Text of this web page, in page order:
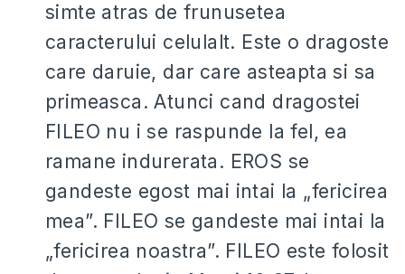
simte atras de frunusetea
caracterului celulalt. Este o dragoste
care daruie, dar care asteapta si sa
primeasca. Atunci cand dragostei
FILEO nu i se raspunde la fel, ea
ramane indurerata. EROS se
gandeste egost mai intai la „fericirea
mea”. FILEO se gandeste mai intai la
„fericirea noastra”. FILEO este folosit